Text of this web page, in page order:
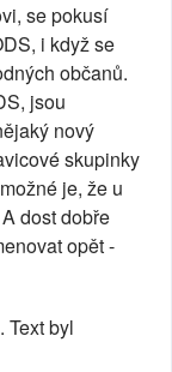
se pokusí
i když se
občanů.
jsou
nový
skupinky
je, že u
dost dobře
opět -
Text byl